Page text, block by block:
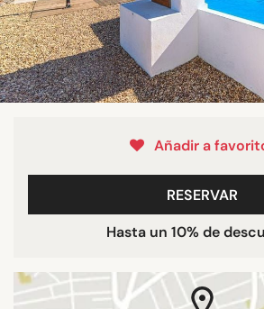
Añadir a
RESERVAR
Hasta un 10% de